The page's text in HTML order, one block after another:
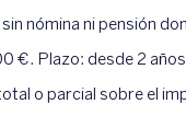
sin nómina ni pensión
Plazo: desde 2
o parcial sobre el